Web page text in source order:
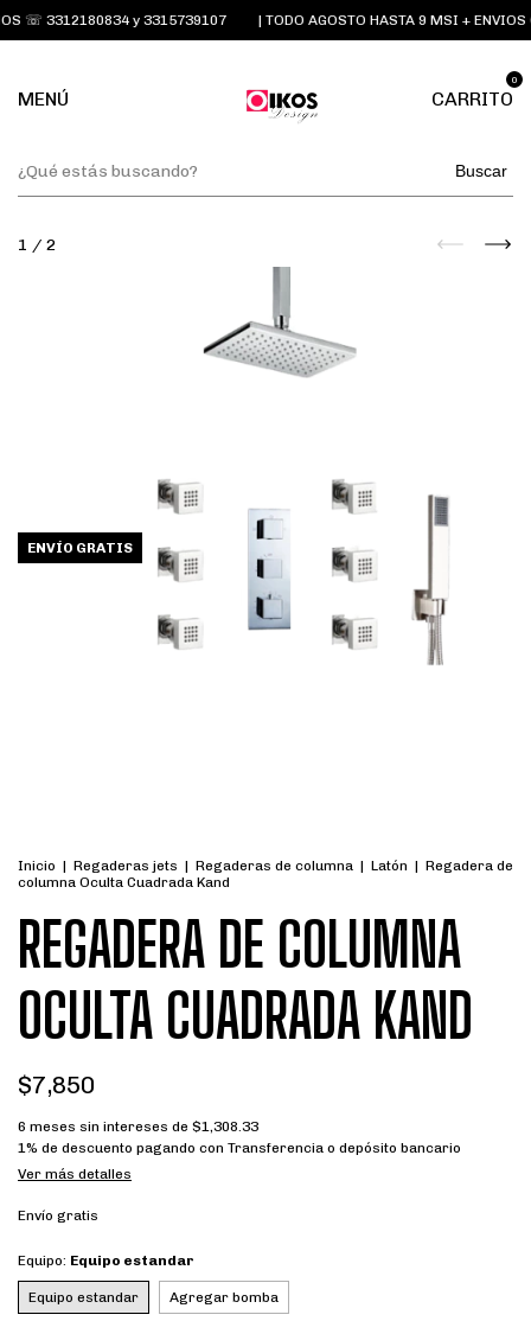
☏ 3312180834 y 3315739107 | TODO AGOSTO HASTA 9 MSI + ENVIOS
MENÚ CARRITO
0
Buscar
1 / 2
ENVÍO GRATIS
Inicio | Regaderas jets | Regaderas de columna | Latón | Regadera de
columna Oculta Cuadrada Kand
REGADERA DE COLUMNA
OCULTA CUADRADA KAND
$7,850
6 meses sin intereses de $1,308.33
1% de descuento pagando con Transferencia o depósito bancario
Ver más detalles
Envío gratis
Equipo: Equipo estandar
Equipo estandar Agregar bomba